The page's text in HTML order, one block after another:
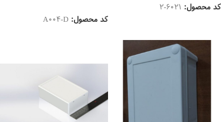
کد محصول: 6021-2
کد محصول: A004-D